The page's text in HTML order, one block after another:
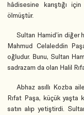
hâdisesine karıştığı için
ölmüştür.
Sultan Hamid’in diğer
Mahmud Celaleddin
oğludur. Bunu, Sultan
sadrazam da olan Halil
Abhaz asıllı Kozba
Rıfat Paşa, küçük yaşta
satın alıp yetiştirdi.